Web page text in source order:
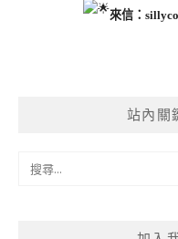
來信：
站內關